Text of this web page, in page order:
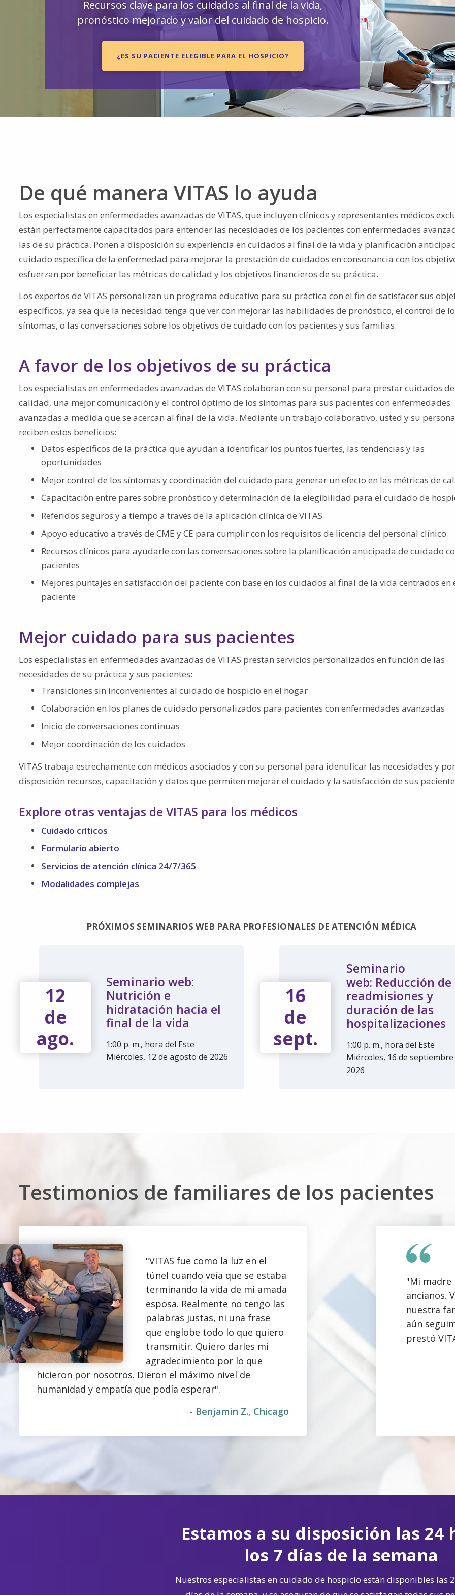
Recursos clave para los cuidados al final de la vida,
pronóstico mejorado y valor del cuidado de hospicio.
¿ES SU PACIENTE ELEGIBLE PARA EL HOSPICIO?
De qué manera VITAS lo ayuda
Los especialistas en enfermedades avanzadas de VITAS, que incluyen clínicos y representantes médicos
están perfectamente capacitados para entender las necesidades de los pacientes con enfermedades
las de su práctica. Ponen a disposición su experiencia en cuidados al final de la vida y planificación
cuidado específica de la enfermedad para mejorar la prestación de cuidados en consonancia con los
esfuerzan por beneficiar las métricas de calidad y los objetivos financieros de su práctica.
Los expertos de VITAS personalizan un programa educativo para su práctica con el fin de satisfacer sus
específicos, ya sea que la necesidad tenga que ver con mejorar las habilidades de pronóstico, el control de
síntomas, o las conversaciones sobre los objetivos de cuidado con los pacientes y sus familias.
A favor de los objetivos de su práctica
Los especialistas en enfermedades avanzadas de VITAS colaboran con su personal para prestar cuidados
calidad, una mejor comunicación y el control óptimo de los síntomas para sus pacientes con enfermedades
avanzadas a medida que se acercan al final de la vida. Mediante un trabajo colaborativo, usted y su
reciben estos beneficios:
Datos específicos de la práctica que ayudan a identificar los puntos fuertes, las tendencias y las
oportunidades
Mejor control de los síntomas y coordinación del cuidado para generar un efecto en las métricas de
Capacitación entre pares sobre pronóstico y determinación de la elegibilidad para el cuidado de
Referidos seguros y a tiempo a través de la aplicación clínica de VITAS
Apoyo educativo a través de CME y CE para cumplir con los requisitos de licencia del personal clínico
Recursos clínicos para ayudarle con las conversaciones sobre la planificación anticipada de cuidado
pacientes
Mejores puntajes en satisfacción del paciente con base en los cuidados al final de la vida centrados en
paciente
Mejor cuidado para sus pacientes
Los especialistas en enfermedades avanzadas de VITAS prestan servicios personalizados en función de las
necesidades de su práctica y sus pacientes:
Transiciones sin inconvenientes al cuidado de hospicio en el hogar
Colaboración en los planes de cuidado personalizados para pacientes con enfermedades avanzadas
Inicio de conversaciones continuas
Mejor coordinación de los cuidados
VITAS trabaja estrechamente con médicos asociados y con su personal para identificar las necesidades y
disposición recursos, capacitación y datos que permiten mejorar el cuidado y la satisfacción de sus
Explore otras ventajas de VITAS para los médicos
Cuidado críticos
Formulario abierto
Servicios de atención clínica 24/7/365
Modalidades complejas
PRÓXIMOS SEMINARIOS WEB PARA PROFESIONALES DE ATENCIÓN MÉDICA
12
de
ago.
Seminario web:
Nutrición e
hidratación hacia el
final de la vida
1:00 p. m., hora del Este
Miércoles, 12 de agosto de 2026
16
de
sept.
Seminario
web: Reducción de
readmisiones y
duración de las
hospitalizaciones
1:00 p. m., hora del Este
Miércoles, 16 de septiembre
2026
Testimonios de familiares de los pacientes
"VITAS fue como la luz en el
túnel cuando veía que se estaba
terminando la vida de mi amada
esposa. Realmente no tengo las
palabras justas, ni una frase
que englobe todo lo que quiero
transmitir. Quiero darles mi
agradecimiento por lo que
hicieron por nosotros. Dieron el máximo nivel de
humanidad y empatía que podía esperar".
- Benjamin Z., Chicago
"Mi madre
ancianos.
nuestra
aún
prestó
Estamos a su disposición las 24
los 7 días de la semana
Nuestros especialistas en cuidado de hospicio están disponibles las